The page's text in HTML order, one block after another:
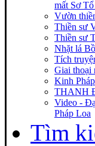
mất Sơ
Vườn
Thiền sư
Thiền sư
Nhặt lá
Tích
Giai thoại
Kinh
THANH
Video -
Pháp Loa
Tìm